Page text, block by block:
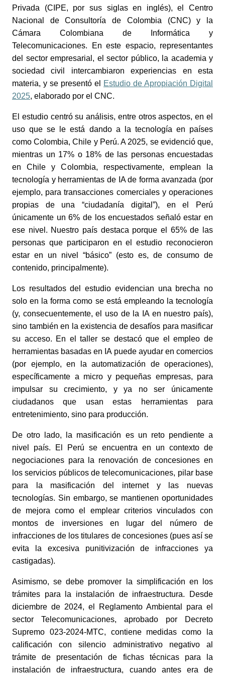
Privada (CIPE, por sus siglas en inglés), el Centro
Nacional de Consultoría de Colombia (CNC) y la
Cámara Colombiana de Informática y
Telecomunicaciones. En este espacio, representantes
del sector empresarial, el sector público, la academia y
sociedad civil intercambiaron experiencias en esta
materia, y se presentó el
Estudio de Apropiación Digital
2025, elaborado por el CNC.
El estudio centró su análisis, entre otros aspectos, en el
uso que se le está dando a la tecnología en países
como Colombia, Chile y Perú. A 2025, se evidenció que,
mientras un 17% o 18% de las personas encuestadas
en Chile y Colombia, respectivamente, emplean la
tecnología y herramientas de IA de forma avanzada (por
ejemplo, para transacciones comerciales y operaciones
propias de una “ciudadanía digital”), en el Perú
únicamente un 6% de los encuestados señaló estar en
ese nivel. Nuestro país destaca porque el 65% de las
personas que participaron en el estudio reconocieron
estar en un nivel “básico” (esto es, de consumo de
contenido, principalmente).
Los resultados del estudio evidencian una brecha no
solo en la forma como se está empleando la tecnología
(y, consecuentemente, el uso de la IA en nuestro país),
sino también en la existencia de desafíos para masificar
su acceso. En el taller se destacó que el empleo de
herramientas basadas en IA puede ayudar en comercios
(por ejemplo, en la automatización de operaciones),
específicamente a micro y pequeñas empresas, para
impulsar su crecimiento, y ya no ser únicamente
ciudadanos que usan estas herramientas para
entretenimiento, sino para producción.
De otro lado, la masificación es un reto pendiente a
nivel país. El Perú se encuentra en un contexto de
negociaciones para la renovación de concesiones en
los servicios públicos de telecomunicaciones, pilar base
para la masificación del internet y las nuevas
tecnologías. Sin embargo, se mantienen oportunidades
de mejora como el emplear criterios vinculados con
montos de inversiones en lugar del número de
infracciones de los titulares de concesiones (pues así se
evita la excesiva punitivización de infracciones ya
castigadas).
Asimismo, se debe promover la simplificación en los
trámites para la instalación de infraestructura. Desde
diciembre de 2024, el Reglamento Ambiental para el
sector Telecomunicaciones, aprobado por Decreto
Supremo 023-2024-MTC, contiene medidas como la
calificación con silencio administrativo negativo al
trámite de presentación de fichas técnicas para la
instalación de infraestructura, cuando antes era de